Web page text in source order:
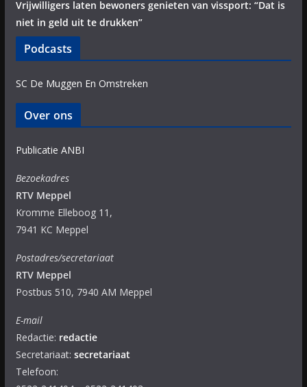
Vrijwilligers laten bewoners genieten van vissport: “Dat is
niet in geld uit te drukken”
Podcasts
SC De Muggen En Omstreken
Over ons
Publicatie ANBI
Bezoekadres
RTV Meppel
Kromme Elleboog 11,
7941 KC Meppel
Postadres/secretariaat
RTV Meppel
Postbus 510, 7940 AM Meppel
E-mail
Redactie: redactie
Secretariaat: secretariaat
Telefoon: